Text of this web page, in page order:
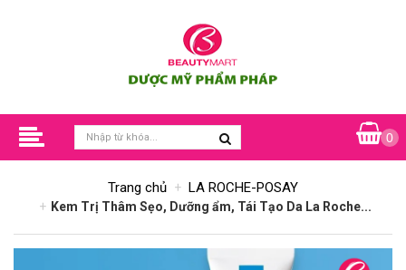
0
Trang chủ LA ROCHE-POSAY
Kem Trị Thâm Sẹo, Dưỡng ẩm, Tái Tạo Da La Roche...